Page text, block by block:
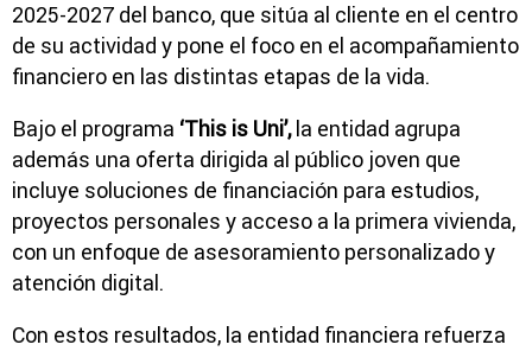
2025-2027 del banco, que sitúa al cliente en el centro
de su actividad y pone el foco en el acompañamiento
financiero en las distintas etapas de la vida.
Bajo el programa ‘This is Uni’,la entidad agrupa
además una oferta dirigida al público joven que
incluye soluciones de financiación para estudios,
proyectos personales y acceso a la primera vivienda,
con un enfoque de asesoramiento personalizado y
atención digital.
Con estos resultados, la entidad financiera refuerza